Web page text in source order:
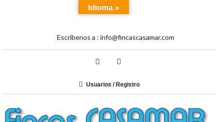
Escríbenos a : info@fincascasamar.com
Usuarios / Registro
Idioma »